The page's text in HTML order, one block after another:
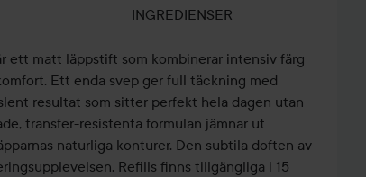
INGREDIENSER
ett matt läppstift som kombinerar intensiv färg
Ett enda svep ger full täckning med
resultat som sitter perfekt hela dagen utan
transfer-resistenta formulan jämnar ut
naturliga konturer. Den subtila doften av
Refills finns tillgängliga i 15